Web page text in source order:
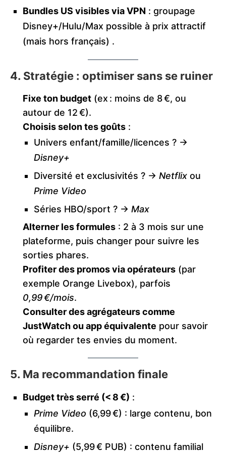
Bundles US visibles via VPN : groupage
Disney+/Hulu/Max possible à prix attractif
(mais hors français) .
4. Stratégie : optimiser sans se ruiner
Fixe ton budget (ex : moins de 8 €, ou
autour de 12 €).
Choisis selon tes goûts :
Univers enfant/famille/licences ? ->
Disney+
Diversité et exclusivités ? -> Netflix ou
Prime Video
Séries HBO/sport ? -> Max
Alterner les formules : 2 à 3 mois sur une
plateforme, puis changer pour suivre les
sorties phares.
Profiter des promos via opérateurs (par
exemple Orange Livebox), parfois
0,99 €/mois.
Consulter des agrégateurs comme
JustWatch ou app équivalente pour savoir
où regarder tes envies du moment.
5. Ma recommandation finale
Budget très serré (< 8 €) :
Prime Video (6,99 €) : large contenu, bon
équilibre.
Disney+ (5,99 € PUB) : contenu familial